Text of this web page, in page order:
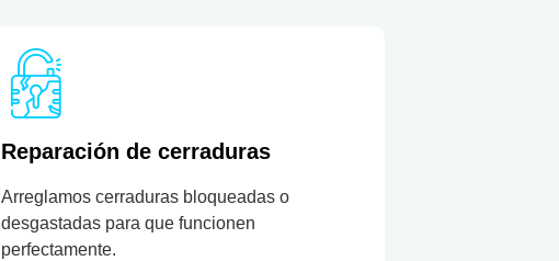
Reparación de cerraduras
Arreglamos cerraduras bloqueadas o
desgastadas para que funcionen
perfectamente.